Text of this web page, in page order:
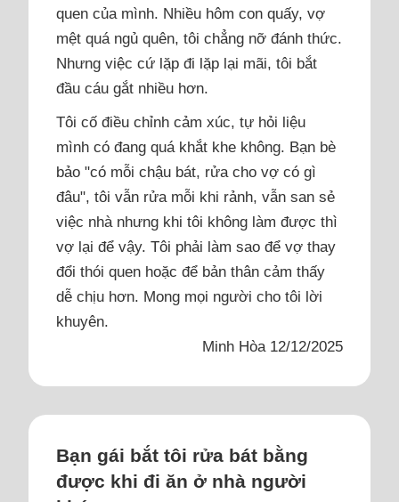
quen của mình. Nhiều hôm con quấy, vợ
mệt quá ngủ quên, tôi chẳng nỡ đánh thức.
Nhưng việc cứ lặp đi lặp lại mãi, tôi bắt
đầu cáu gắt nhiều hơn.
Tôi cố điều chỉnh cảm xúc, tự hỏi liệu
mình có đang quá khắt khe không. Bạn bè
bảo "có mỗi chậu bát, rửa cho vợ có gì
đâu", tôi vẫn rửa mỗi khi rảnh, vẫn san sẻ
việc nhà nhưng khi tôi không làm được thì
vợ lại để vậy. Tôi phải làm sao để vợ thay
đổi thói quen hoặc để bản thân cảm thấy
dễ chịu hơn. Mong mọi người cho tôi lời
khuyên.
Minh Hòa 12/12/2025
Bạn gái bắt tôi rửa bát bằng
được khi đi ăn ở nhà người